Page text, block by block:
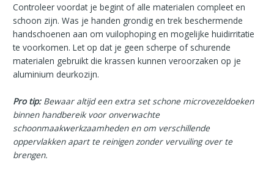
Controleer voordat je begint of alle materialen compleet en
schoon zijn. Was je handen grondig en trek beschermende
handschoenen aan om vuilophoping en mogelijke huidirritatie
te voorkomen. Let op dat je geen scherpe of schurende
materialen gebruikt die krassen kunnen veroorzaken op je
aluminium deurkozijn.
Pro tip: Bewaar altijd een extra set schone microvezeldoeken
binnen handbereik voor onverwachte
schoonmaakwerkzaamheden en om verschillende
oppervlakken apart te reinigen zonder vervuiling over te
brengen.